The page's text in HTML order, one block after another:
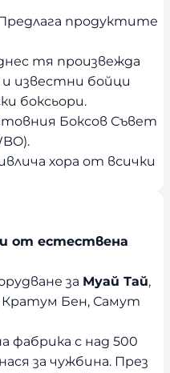
продуктите
тя произвежда
и известни бойци
боксьори.
Боксов Съвет
хора от всички
от естествена
за Муай Тай,
Кратум Бен, Самут
фабрика с над 500
за чужбина. През